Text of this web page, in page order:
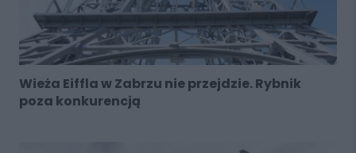
Wieża Eiffla w Zabrzu nie przejdzie. Rybnik
poza konkurencją